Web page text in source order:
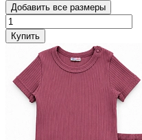
Добавить все размеры
Купить